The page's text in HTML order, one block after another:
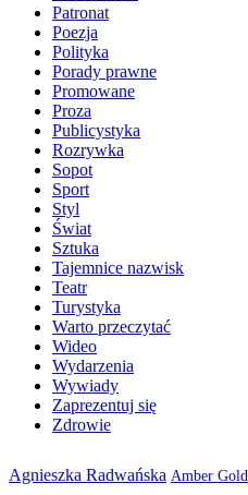
Patronat
Poezja
Polityka
Porady prawne
Promowane
Proza
Publicystyka
Rozrywka
Sopot
Sport
Styl
Świat
Sztuka
Tajemnice nazwisk
Teatr
Turystyka
Warto przeczytać
Wideo
Wydarzenia
Wywiady
Zaprezentuj się
Zdrowie
Agnieszka Radwańska Amber Gold